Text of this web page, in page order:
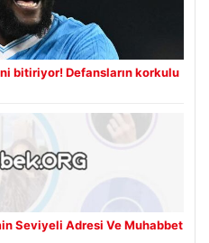
bitiriyor! Defansların korkulu
Seviyeli Adresi Ve Muhabbet